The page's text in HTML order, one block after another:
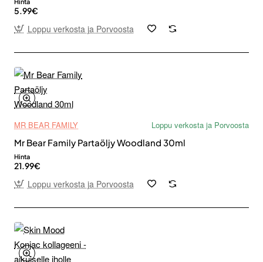
5.99€
Loppu verkosta ja Porvoosta
MR BEAR FAMILY
Loppu verkosta ja Porvoosta
Mr Bear Family Partaöljy Woodland 30ml
Hinta
21.99€
Loppu verkosta ja Porvoosta